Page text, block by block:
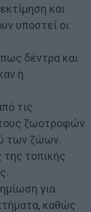
και
υποστεί οι
δέντρα και
ή
τις
ζωοτροφών
των ζώων.
της τοπικής
για
καθώς